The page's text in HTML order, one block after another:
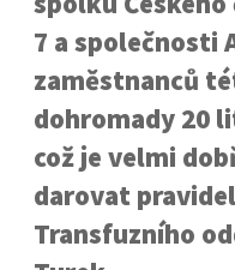
7 a společnosti
zaměstnanců
dohromady 20
což je velmi
darovat
Transfuzního